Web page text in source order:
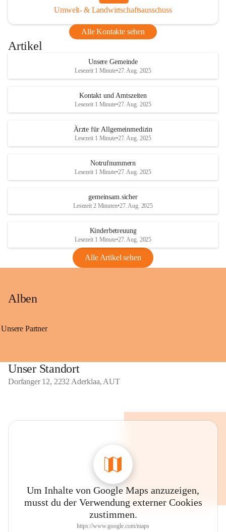
Umwelt- & Landwirtschaftsausschuss
Alle Kontakte sehen
Artikel
Unsere Gemeinde
Lesezeit 1 Minute•27. Aug. 2025
Kontakt und Amtszeiten
Lesezeit 1 Minute•27. Aug. 2025
Ärzte für Allgemeinmedizin
Lesezeit 1 Minute•27. Aug. 2025
Notrufnummern
Lesezeit 1 Minute•27. Aug. 2025
gemeinsam.sicher
Lesezeit 2 Minuten•27. Aug. 2025
Kinderbetreuung
Lesezeit 1 Minute•27. Aug. 2025
Alle Artikel sehen
Alben
Unsere Partner
Unser Standort
Dorfanger 12, 2232 Aderklaa, AUT
Um Inhalte von Google Maps anzuzeigen,
musst du der Verwendung externer Cookies
zustimmen.
https://www.google.com/maps